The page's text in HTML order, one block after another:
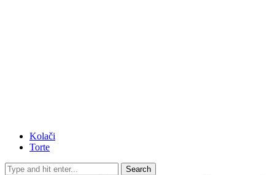
Kolači
Torte
Search